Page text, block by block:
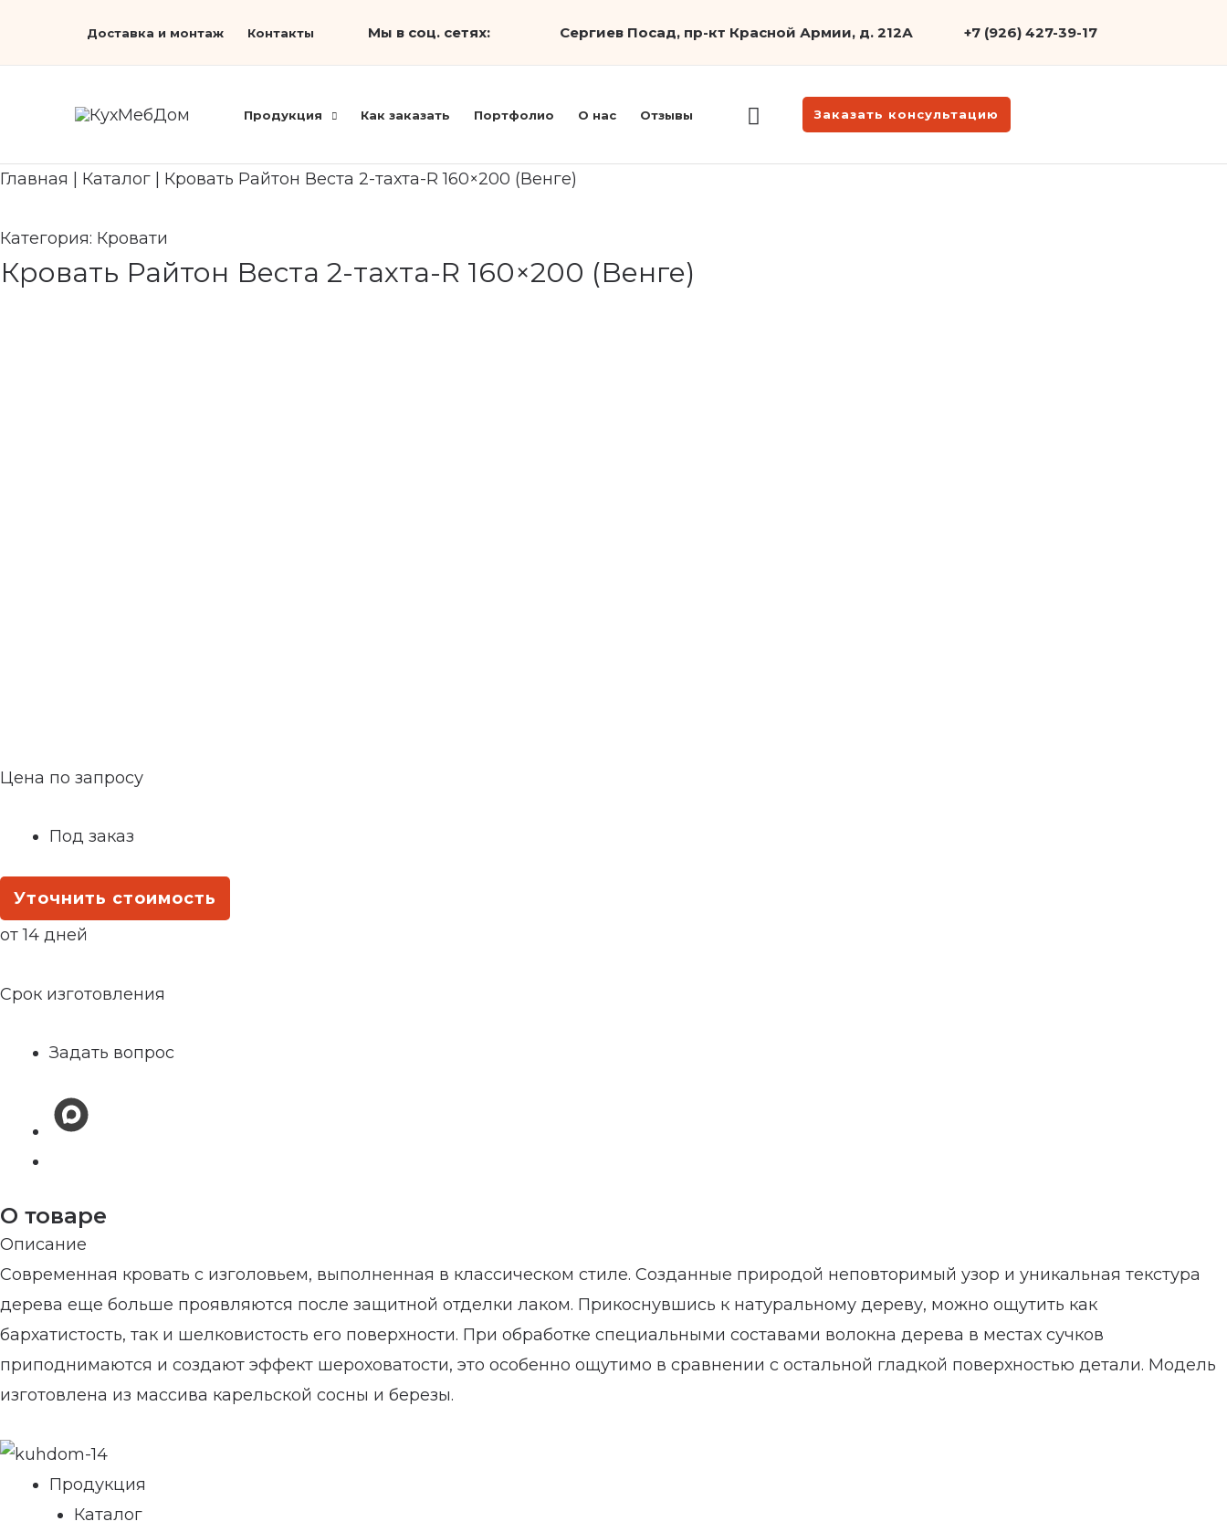
Доставка и монтаж Контакты Мы в соц. сетях: Сергиев Посад, пр-кт Красной Армии, д. 212А +7 (926) 427-39-17
Продукция Как заказать Портфолио О нас Отзывы Заказать консультацию
Главная Каталог Кровать Райтон Веста 2-тахта-R 160×200 (Венге)
Категория: Кровати
Кровать Райтон Веста 2-тахта-R 160×200 (Венге)
Цена по запросу
Под заказ
Уточнить стоимость
от 14 дней
Срок изготовления
Задать вопрос
О товаре
Описание
Современная кровать с изголовьем, выполненная в классическом стиле. Созданные природой неповторимый узор и уникальная текстура
дерева еще больше проявляются после защитной отделки лаком. Прикоснувшись к натуральному дереву, можно ощутить как
бархатистость, так и шелковистость его поверхности. При обработке специальными составами волокна дерева в местах сучков
приподнимаются и создают эффект шероховатости, это особенно ощутимо в сравнении с остальной гладкой поверхностью детали. Модель
изготовлена из массива карельской сосны и березы.
Продукция
Каталог